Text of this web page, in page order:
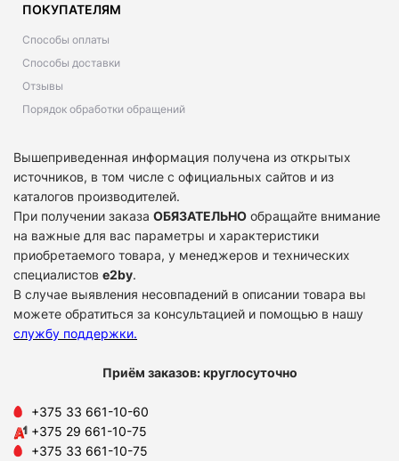
ПОКУПАТЕЛЯМ
Способы оплаты
Способы доставки
Отзывы
Порядок обработки обращений
Вышеприведенная информация получена из открытых
источников, в том числе с официальных сайтов и из
каталогов производителей.
При получении заказа ОБЯЗАТЕЛЬНО обращайте внимание
на важные для вас параметры и характеристики
приобретаемого товара, у менеджеров и технических
специалистов e2by.
В случае выявления несовпадений в описании товара вы
можете обратиться за консультацией и помощью в нашу
службу поддержки.
Приём заказов: круглосуточно
+375 33 661-10-60
+375 29 661-10-75
+375 33 661-10-75